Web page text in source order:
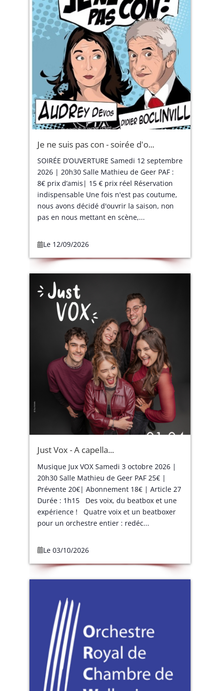
Je ne suis pas con - soirée d'o...
SOIRÉE D’OUVERTURE Samedi 12 septembre
2026 | 20h30 Salle Mathieu de Geer PAF :
8€ prix d’amis| 15 € prix réel Réservation
indispensable Une fois n'est pas coutume,
nous avons décidé d'ouvrir la saison, non
pas en nous mettant en scène,...
Le 12/09/2026
Just Vox - A capella...
Musique Jux VOX Samedi 3 octobre 2026 |
20h30 Salle Mathieu de Geer PAF 25€ |
Prévente 20€| Abonnement 18€ | Article 27
Durée : 1h15 Des voix, du beatbox et une
expérience ! Quatre voix et un beatboxer
pour un orchestre entier : redéc...
Le 03/10/2026